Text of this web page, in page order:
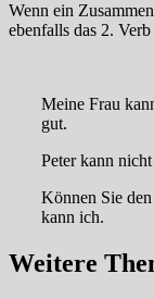
Wenn ein
ebenfalls das 2.
Meine Frau
gut.
Peter kann
Können Sie
kann ich.
Weitere